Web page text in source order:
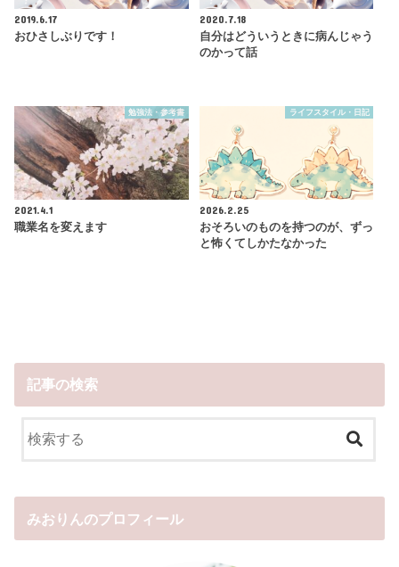
2019.6.17
おひさしぶりです！
2020.7.18
自分はどういうときに病んじゃう
のかって話
勉強法・参考書
2021.4.1
職業名を変えます
ライフスタイル・日記
2026.2.25
おそろいのものを持つのが、ずっ
と怖くてしかたなかった
記事の検索
みおりんのプロフィール